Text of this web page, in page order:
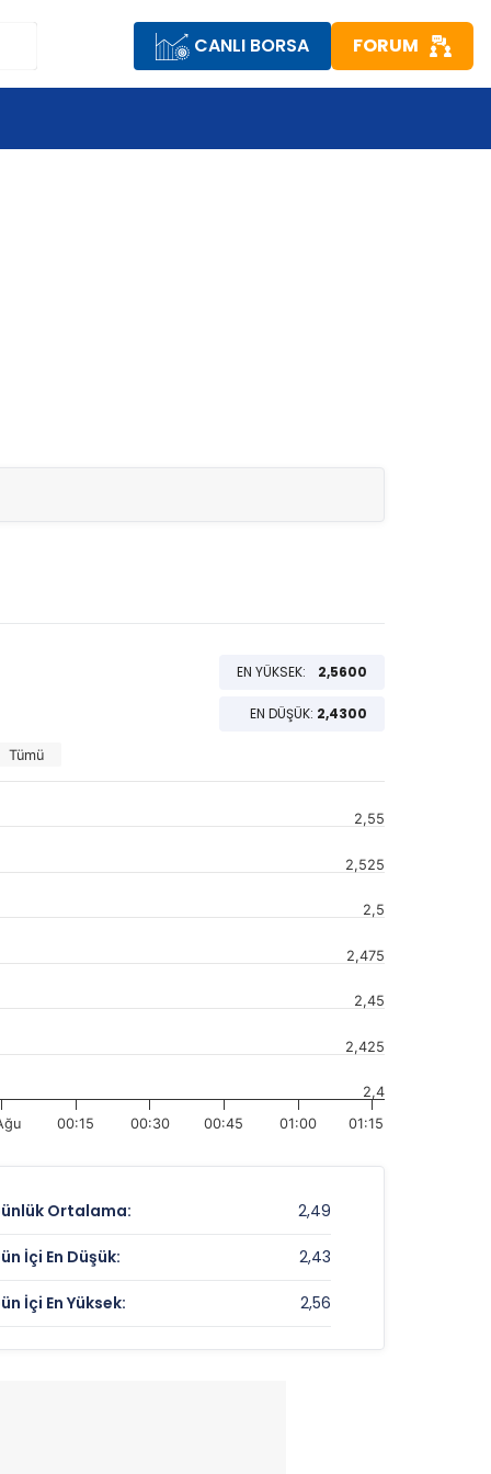
CANLI BORSA FORUM
EN YÜKSEK: 2,5600
EN DÜŞÜK: 2,4300
Tümü
00:15 00:30 00:45 01:00 01:15
2,4
2,425
2,45
2,475
2,5
2,525
2,55
Ortalama: 2,49
İçi En Düşük: 2,43
İçi En Yüksek: 2,56